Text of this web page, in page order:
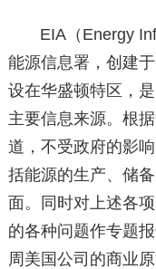
EIA（Energy
能源信息署，创建
设在华盛顿特区，
主要信息来源。根
道，不受政府的影
括能源的生产、储
面。同时对上述各
的各种问题作专题
周美国公司的商业